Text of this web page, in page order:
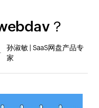
？
孙淑敏 | SaaS网盘产品专
家